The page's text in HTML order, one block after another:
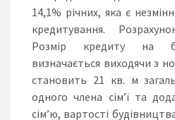
14,1% річних, яка є
кредитування.
Розмір кредиту на
визначається виходячи з
становить 21 кв. м
одного члена сім’ї та
сім’ю, вартості